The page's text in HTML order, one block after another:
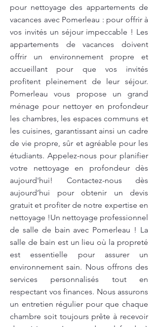
pour nettoyage des appartements de
vacances avec Pomerleau : pour offrir à
vos invités un séjour impeccable ! Les
appartements de vacances doivent
offrir un environnement propre et
accueillant pour que vos invités
profitent pleinement de leur séjour.
Pomerleau vous propose un grand
ménage pour nettoyer en profondeur
les chambres, les espaces communs et
les cuisines, garantissant ainsi un cadre
de vie propre, sûr et agréable pour les
étudiants. Appelez-nous pour planifier
votre nettoyage en profondeur dès
aujourd'hui! Contactez-nous dès
aujourd’hui pour obtenir un devis
gratuit et profiter de notre expertise en
nettoyage !Un nettoyage professionnel
de salle de bain avec Pomerleau ! La
salle de bain est un lieu où la propreté
est essentielle pour assurer un
environnement sain. Nous offrons des
services personnalisés tout en
respectant vos finances. Nous assurons
un entretien régulier pour que chaque
chambre soit toujours prête à recevoir